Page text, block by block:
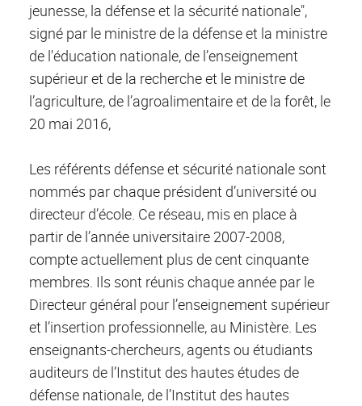
jeunesse, la défense et la sécurité nationale",
signé par le ministre de la défense et la ministre
de l'éducation nationale, de l’enseignement
supérieur et de la recherche et le ministre de
l’agriculture, de l’agroalimentaire et de la forêt, le
20 mai 2016,
Les référents défense et sécurité nationale sont
nommés par chaque président d’université ou
directeur d’école. Ce réseau, mis en place à
partir de l’année universitaire 2007-2008,
compte actuellement plus de cent cinquante
membres. Ils sont réunis chaque année par le
Directeur général pour l’enseignement supérieur
et l’insertion professionnelle, au Ministère. Les
enseignants-chercheurs, agents ou étudiants
auditeurs de l’Institut des hautes études de
défense nationale, de l’Institut des hautes